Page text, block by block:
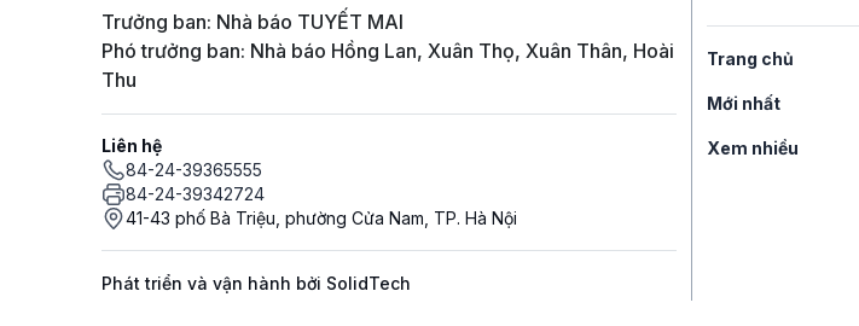
Trưởng ban: Nhà báo TUYẾT MAI
Phó trưởng ban: Nhà báo Hồng Lan, Xuân Thọ, Xuân Thân, Hoài
Thu
Liên hệ
84-24-39365555
84-24-39342724
41-43 phố Bà Triệu, phường Cửa Nam, TP. Hà Nội
Phát triển và vận hành bởi SolidTech
Trang chủ
Mới nhất
Xem nhiều